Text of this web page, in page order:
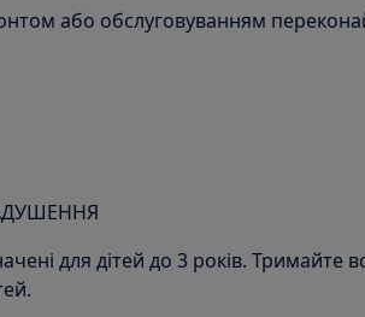
або обслуговуванням
для дітей до 3 років. Тримайте